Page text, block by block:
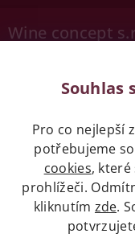
Wine concept
Legislativa
mladších 18
Naše služby
Vše o nákupu
Souhlas
Pro co nejlepší
potřebujeme
cookies, které
prohlížeči.
kliknutím zde.